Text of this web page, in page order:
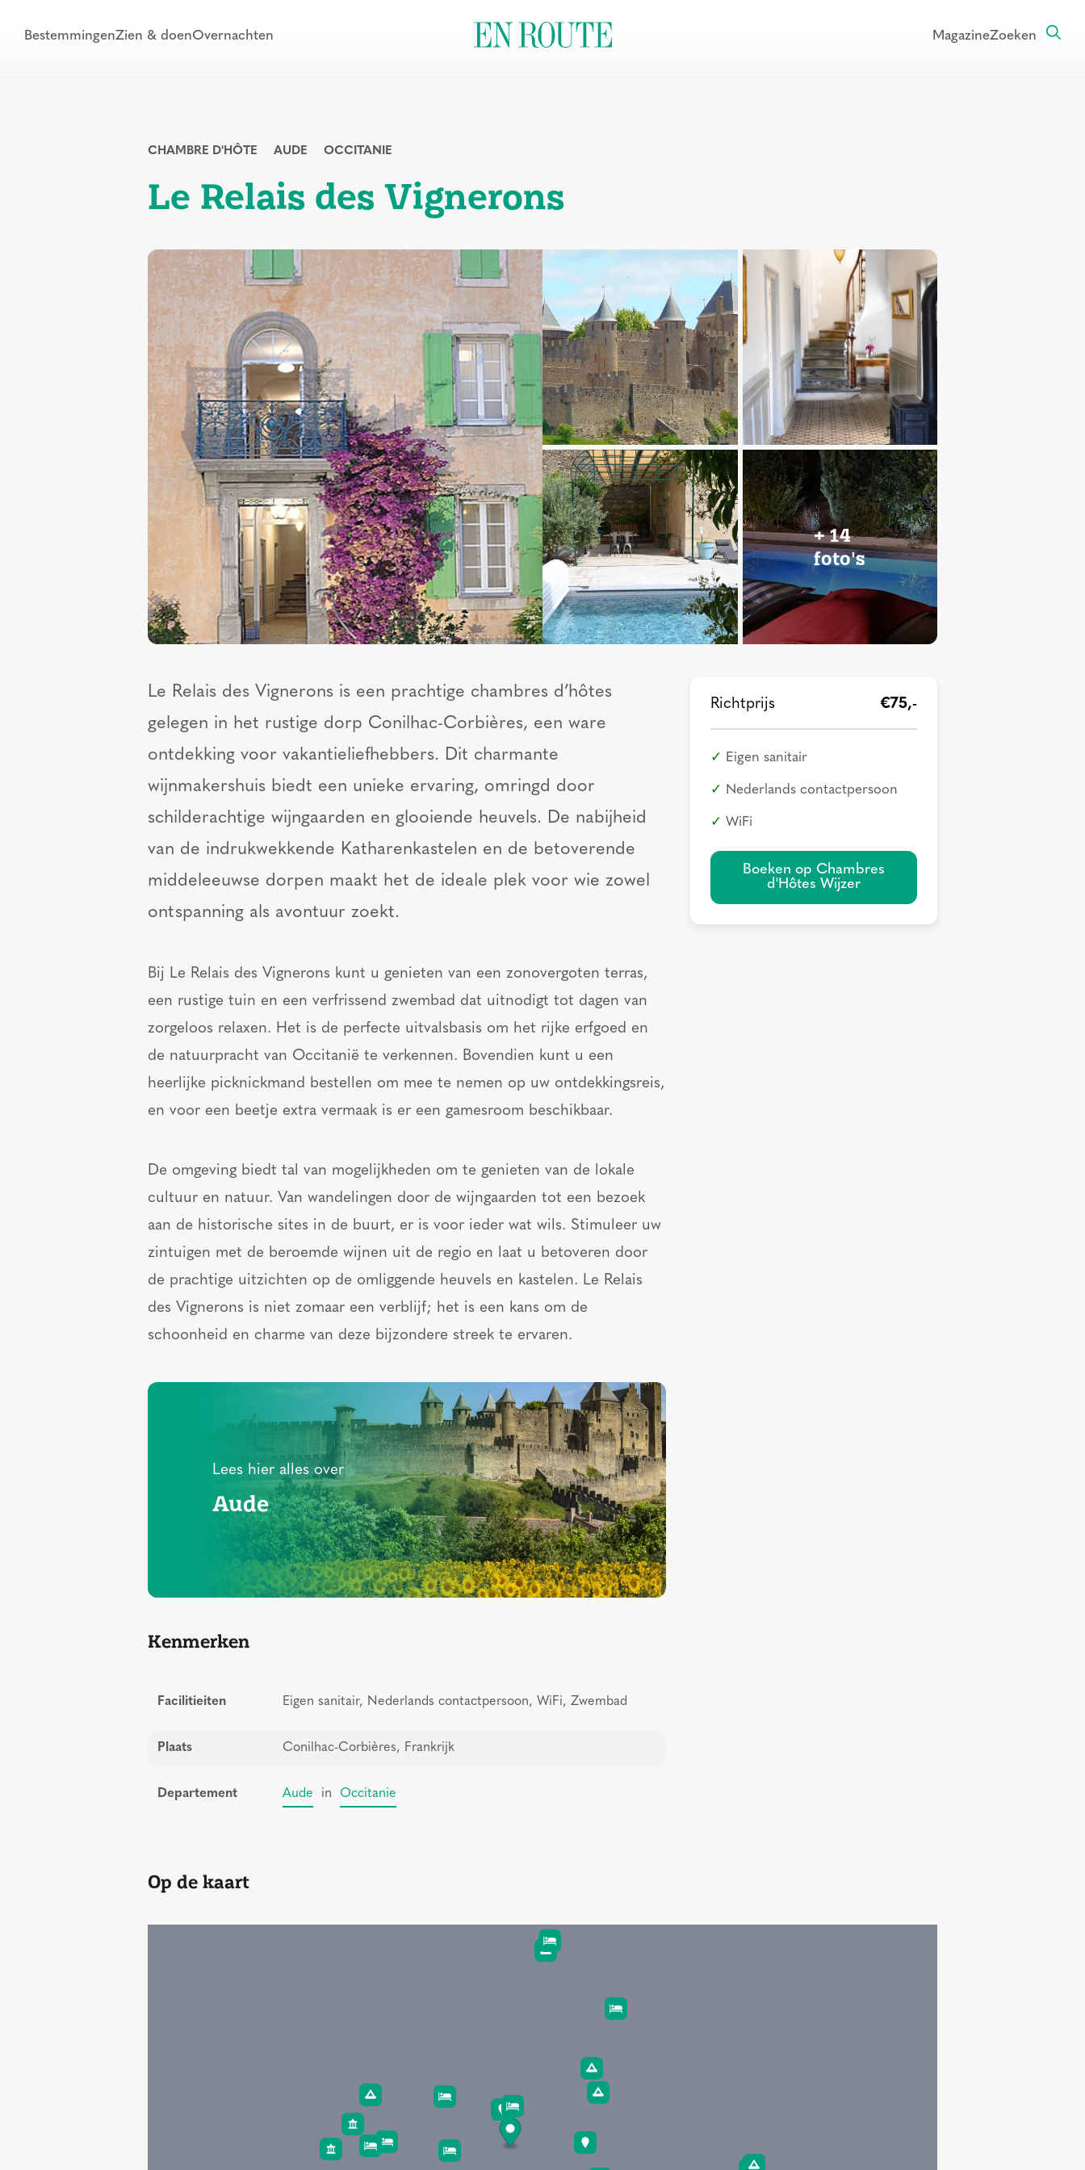
BestemmingenZien & doenOvernachten MagazineZoeken
CHAMBRE D'HÔTE AUDE OCCITANIE
Le Relais des Vignerons
+ 14
foto's
Le Relais des Vignerons is een prachtige chambres d’hôtes
gelegen in het rustige dorp Conilhac-Corbières, een ware
ontdekking voor vakantieliefhebbers. Dit charmante
wijnmakershuis biedt een unieke ervaring, omringd door
schilderachtige wijngaarden en glooiende heuvels. De nabijheid
van de indrukwekkende Katharenkastelen en de betoverende
middeleeuwse dorpen maakt het de ideale plek voor wie zowel
ontspanning als avontuur zoekt.
Bij Le Relais des Vignerons kunt u genieten van een zonovergoten terras,
een rustige tuin en een verfrissend zwembad dat uitnodigt tot dagen van
zorgeloos relaxen. Het is de perfecte uitvalsbasis om het rijke erfgoed en
de natuurpracht van Occitanië te verkennen. Bovendien kunt u een
heerlijke picknickmand bestellen om mee te nemen op uw ontdekkingsreis,
en voor een beetje extra vermaak is er een gamesroom beschikbaar.
De omgeving biedt tal van mogelijkheden om te genieten van de lokale
cultuur en natuur. Van wandelingen door de wijngaarden tot een bezoek
aan de historische sites in de buurt, er is voor ieder wat wils. Stimuleer uw
zintuigen met de beroemde wijnen uit de regio en laat u betoveren door
de prachtige uitzichten op de omliggende heuvels en kastelen. Le Relais
des Vignerons is niet zomaar een verblijf; het is een kans om de
schoonheid en charme van deze bijzondere streek te ervaren.
Lees hier alles over
Aude
Kenmerken
Facilitieiten Eigen sanitair, Nederlands contactpersoon, WiFi, Zwembad
Plaats Conilhac-Corbières, Frankrijk
Departement Aude in Occitanie
Richtprijs €75,-
Eigen sanitair
Nederlands contactpersoon
WiFi
Boeken op Chambres
d'Hôtes Wijzer
Op de kaart